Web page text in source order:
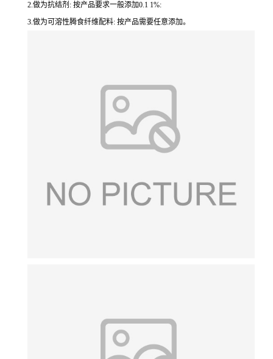
2.做为抗结剂: 按产品要求一般添加0.1 1%:
3.做为可溶性腾食纤维配料: 按产品需要任意添加。